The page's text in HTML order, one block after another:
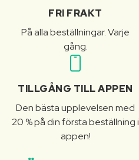
FRI FRAKT
På alla beställningar. Varje
gång.
TILLGÅNG TILL APPEN
Den bästa upplevelsen med
20 % på din första beställning i
appen!